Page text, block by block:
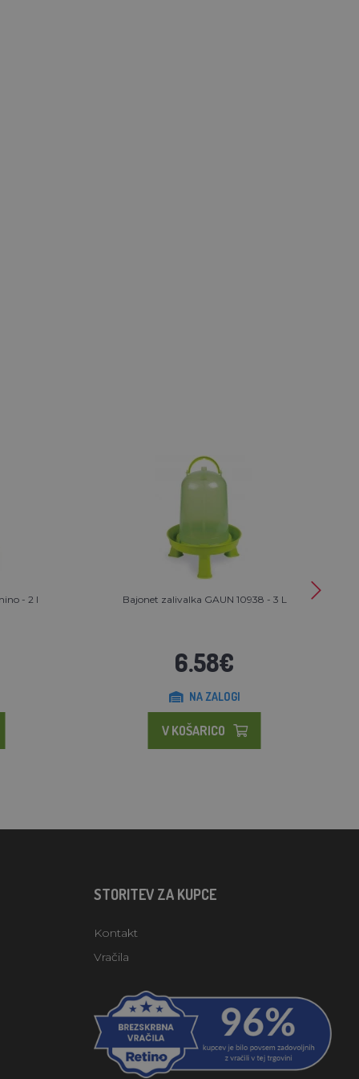
- 2 l Bajonet zalivalka GAUN 10938 - 3 L
6.58€
NA ZALOGI
V KOŠARICO
STORITEV ZA KUPCE
Kontakt
Vračila